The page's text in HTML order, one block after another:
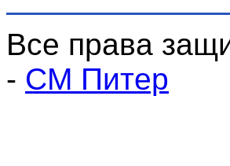
Все права
- СМ Питер